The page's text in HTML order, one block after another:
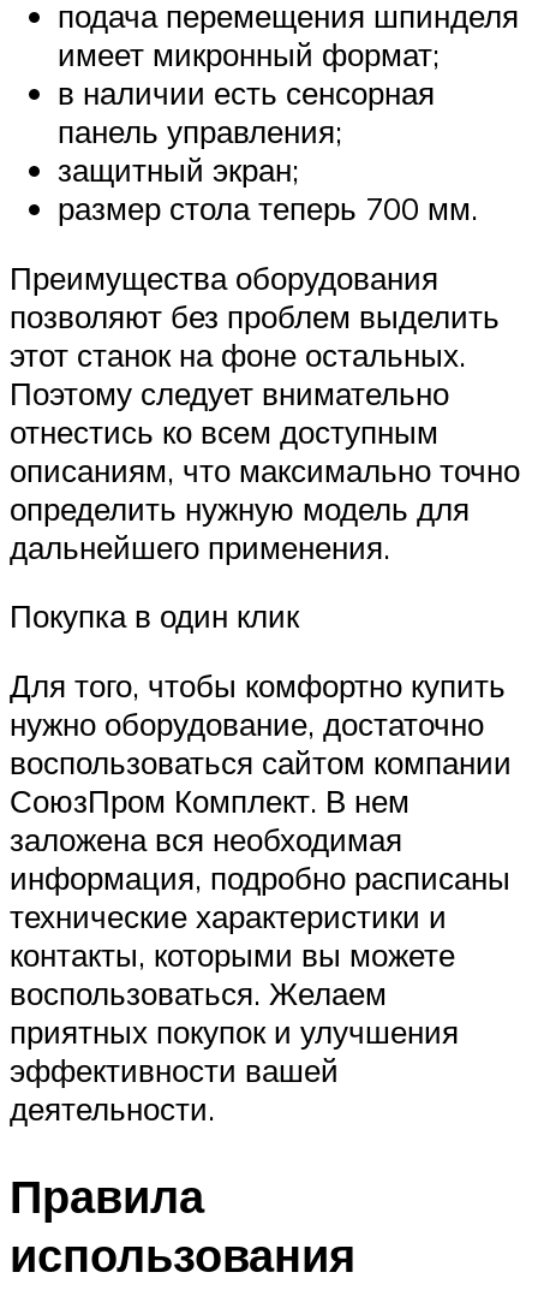
подача перемещения шпинделя
имеет микронный формат;
в наличии есть сенсорная
панель управления;
защитный экран;
размер стола теперь 700 мм.
Преимущества оборудования
позволяют без проблем выделить
этот станок на фоне остальных.
Поэтому следует внимательно
отнестись ко всем доступным
описаниям, что максимально точно
определить нужную модель для
дальнейшего применения.
Покупка в один клик
Для того, чтобы комфортно купить
нужно оборудование, достаточно
воспользоваться сайтом компании
СоюзПром Комплект. В нем
заложена вся необходимая
информация, подробно расписаны
технические характеристики и
контакты, которыми вы можете
воспользоваться. Желаем
приятных покупок и улучшения
эффективности вашей
деятельности.
Правила
использования